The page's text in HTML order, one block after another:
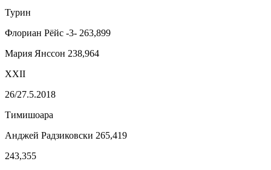
Турин
Флориан Рёйс -3- 263,899
Мария Янссон 238,964
XXII
26/27.5.2018
Тимишоара
Анджей Радзиковски 265,419
243,355